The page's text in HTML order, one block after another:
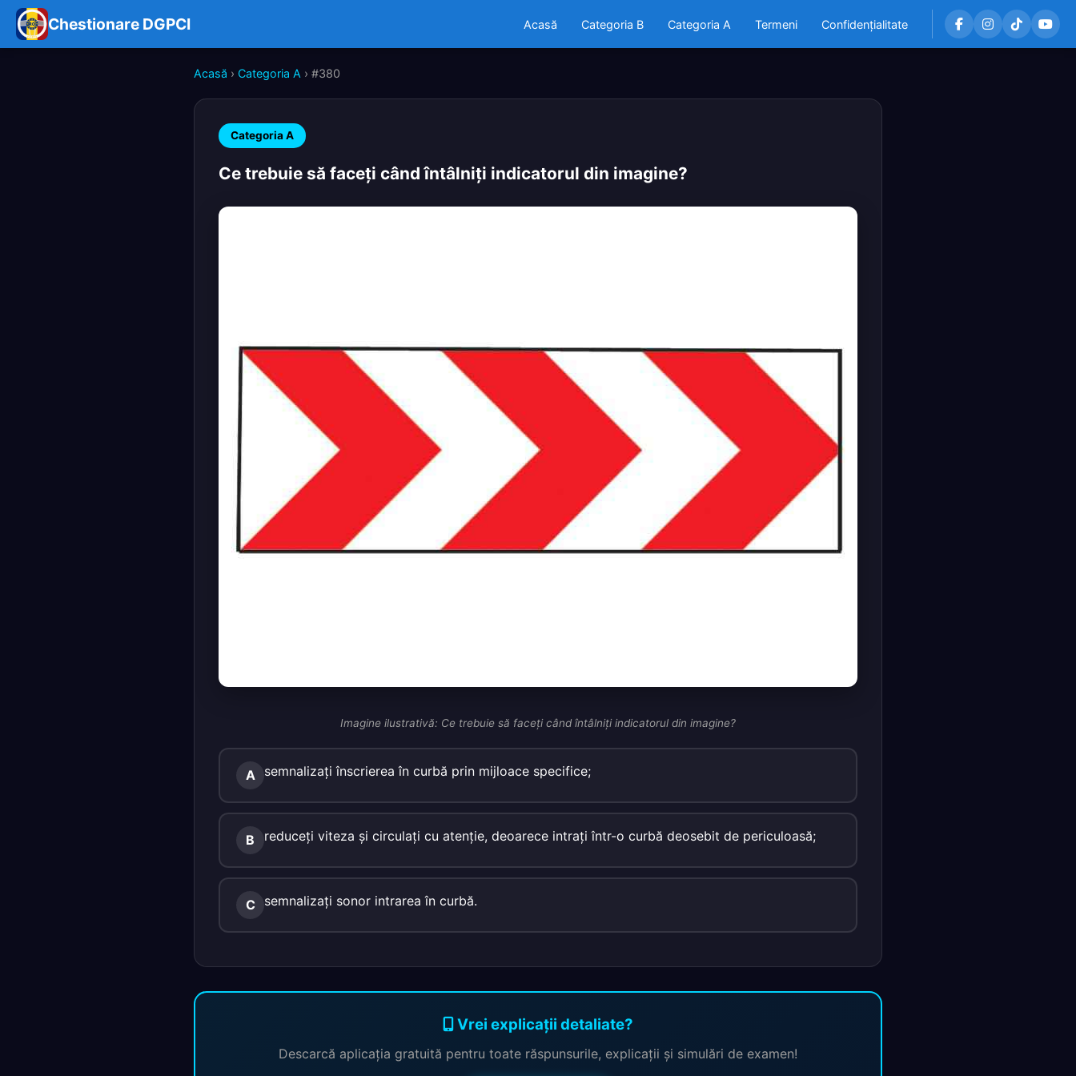
Chestionare DGPCI Acasă Categoria B Categoria A Termeni Confidențialitate
Acasă › Categoria A › #380
Categoria A
Ce trebuie să faceţi când întâlniţi indicatorul din imagine?
Imagine ilustrativă: Ce trebuie să faceţi când întâlniţi indicatorul din imagine?
A semnalizaţi înscrierea în curbă prin mijloace specifice;
B reduceţi viteza şi circulaţi cu atenţie, deoarece intraţi într-o curbă deosebit de periculoasă;
C semnalizaţi sonor intrarea în curbă.
Vrei explicații detaliate?
Descarcă aplicația gratuită pentru toate răspunsurile, explicații și simulări de examen!